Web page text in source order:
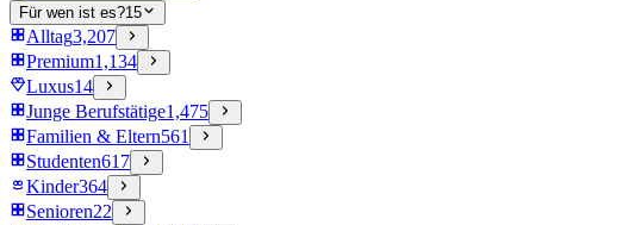
Für wen ist es?15
Alltag3,207
Premium1,134
Luxus14
Junge Berufstätige1,475
Familien & Eltern561
Studenten617
Kinder364
Senioren22